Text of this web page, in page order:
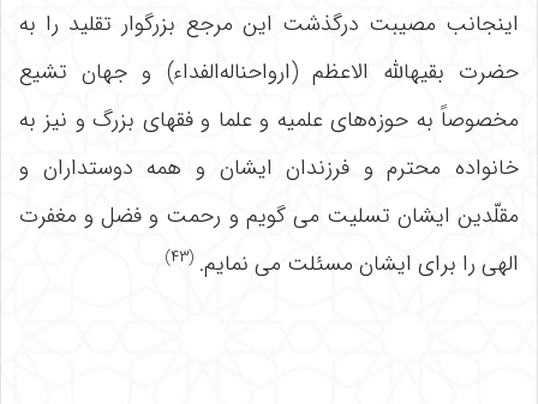
اینجانب مصیبت درگذشت این مرجع بزرگوار تقلید را به
حضرت بقیهالله الاعظم (ارواحناله‌الفداء) و جهان تشیع
مخصوصاً به حوزه‌های علمیه و علما و فقهای بزرگ و نیز به
خانواده محترم و فرزندان ایشان و همه دوستداران و
مقلّدین ایشان تسلیت می گویم و رحمت و فضل و مغفرت
الهی را برای ایشان مسئلت می نمایم. (۴۳)